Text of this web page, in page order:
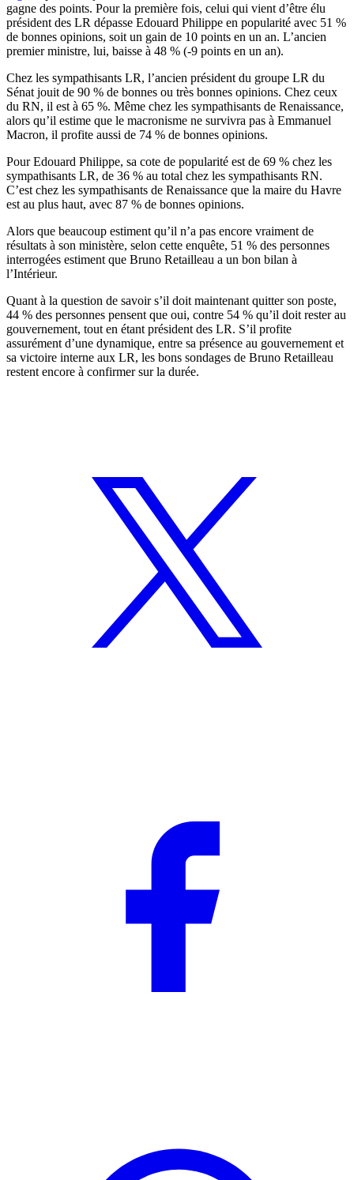
gagne des points. Pour la première fois, celui qui vient d’être élu
président des LR dépasse Edouard Philippe en popularité avec 51 %
de bonnes opinions, soit un gain de 10 points en un an. L’ancien
premier ministre, lui, baisse à 48 % (-9 points en un an).
Chez les sympathisants LR, l’ancien président du groupe LR du
Sénat jouit de 90 % de bonnes ou très bonnes opinions. Chez ceux
du RN, il est à 65 %. Même chez les sympathisants de Renaissance,
alors qu’il estime que le macronisme ne survivra pas à Emmanuel
Macron, il profite aussi de 74 % de bonnes opinions.
Pour Edouard Philippe, sa cote de popularité est de 69 % chez les
sympathisants LR, de 36 % au total chez les sympathisants RN.
C’est chez les sympathisants de Renaissance que la maire du Havre
est au plus haut, avec 87 % de bonnes opinions.
Alors que beaucoup estiment qu’il n’a pas encore vraiment de
résultats à son ministère, selon cette enquête, 51 % des personnes
interrogées estiment que Bruno Retailleau a un bon bilan à
l’Intérieur.
Quant à la question de savoir s’il doit maintenant quitter son poste,
44 % des personnes pensent que oui, contre 54 % qu’il doit rester au
gouvernement, tout en étant président des LR. S’il profite
assurément d’une dynamique, entre sa présence au gouvernement et
sa victoire interne aux LR, les bons sondages de Bruno Retailleau
restent encore à confirmer sur la durée.